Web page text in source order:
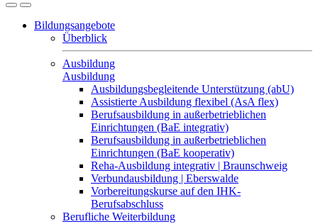
Bildungsangebote
Überblick
Ausbildung
Ausbildung
Ausbildungsbegleitende Unterstützung (abU)
Assistierte Ausbildung flexibel (AsA flex)
Berufsausbildung in außerbetrieblichen
Einrichtungen (BaE integrativ)
Berufsausbildung in außerbetrieblichen
Einrichtungen (BaE kooperativ)
Reha-Ausbildung integrativ | Braunschweig
Verbundausbildung | Eberswalde
Vorbereitungskurse auf den IHK-
Berufsabschluss
Berufliche Weiterbildung